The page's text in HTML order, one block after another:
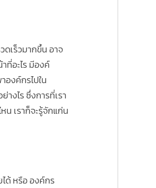
เร็วมากขึ้น อาจ
ที่อะไร มีองค์
องค์กรไปใน
งไร ซึ่งการที่เรา
น เราก็จะรู้จักแก่น
ด้ หรือ องค์กร